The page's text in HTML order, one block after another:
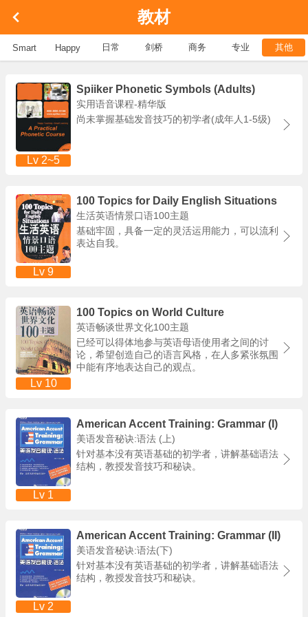
教材
Smart Happy 日常 剑桥 商务 专业 其他
Lv 2~5
Spiiker Phonetic Symbols (Adults)
实用语音课程-精华版
尚未掌握基础发音技巧的初学者(成年人1-5级)
Lv 9
100 Topics for Daily English Situations
生活英语情景口语100主题
基础牢固，具备一定的灵活运用能力，可以流利
表达自我。
Lv 10
100 Topics on World Culture
英语畅谈世界文化100主题
已经可以得体地参与英语母语使用者之间的讨
论，希望创造自己的语言风格，在人多紧张氛围
中能有序地表达自己的观点。
Lv 1
American Accent Training: Grammar (I)
美语发音秘诀:语法 (上)
针对基本没有英语基础的初学者，讲解基础语法
结构，教授发音技巧和秘诀。
Lv 2
American Accent Training: Grammar (II)
美语发音秘诀:语法(下)
针对基本没有英语基础的初学者，讲解基础语法
结构，教授发音技巧和秘诀。